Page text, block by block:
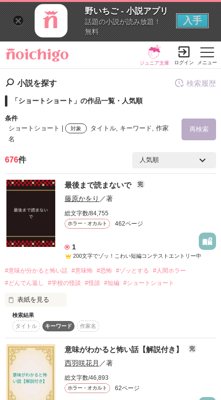
野いちご - 小説アプリ
話題の小説が読み放題！
無料
入手
メニュー
ジュニア文庫 ログイン
小説を探す
「ショートショート」の作品一覧・人気順
条件
ショートショート |
対象
タイトル, キーワード, 作家
名
再検索
検索ワード
詳しく検索
タイトル キーワード 作家名 表紙コメント
あらすじ
ジャンル
感想
ステータス 全て 完結
作品の長さ 長編 中編 短編
検索履歴
676件
最後まで読まないで 完
藤原かをり ／著
総文字数/84,755
ホラー・オカルト 462ページ
1
200文字でゾッ！こわい短編コンテストエントリー中
#意味が分かると怖い話 #意味怖 #恐怖 #ゾッとする
#人間ホラー
#どんでん返し
#学校の怪談 #怪談 #短編 #ショートショート
表紙を見る
どこにでもある日常は、ほんの少しだけズレると恐ろしくな
る。
学校、家、友達、家族。身近だからこそ怖い話を集めました。
最後の一行まで読んだ時、あなたも誰かの視線を感じるかもし
れません。
作品を読む
検索結果
タイトル
キーワード 作家名
意味がわかると怖い話【解説付き】 完
西羽咲花月 ／著
総文字数/46,893
ホラー・オカルト 62ページ